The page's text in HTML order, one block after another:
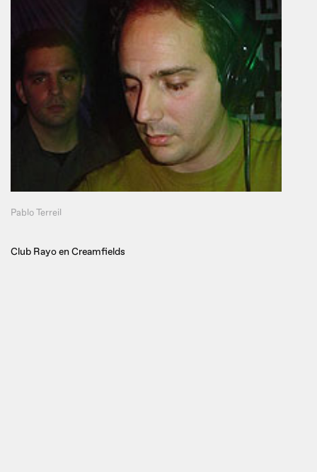
Pablo Terreil
Club Rayo en Creamfields